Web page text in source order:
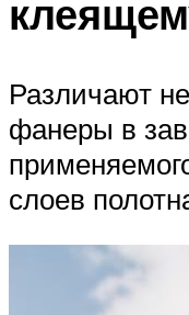
Различают
фанеры в
слоев